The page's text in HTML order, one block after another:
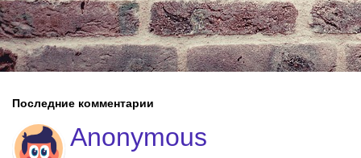
Последние комментарии
Anonymous